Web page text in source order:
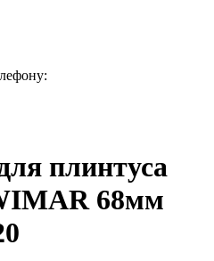
плинтуса
68мм